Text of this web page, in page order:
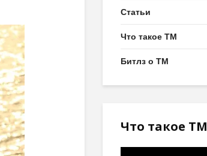
Статьи
Что такое ТМ
Битлз о ТМ
Что такое ТМ